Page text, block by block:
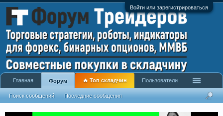
Войти или зарегистрироваться
Главная Форум
Поиск сообщений Последние сообщения
🔥 Топ складчин Пользователи